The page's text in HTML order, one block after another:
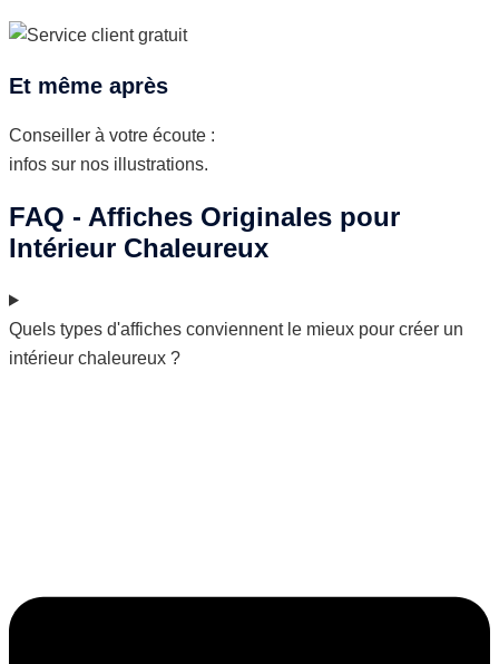
Et même après
Conseiller à votre écoute :
infos sur nos illustrations.
FAQ - Affiches Originales pour
Intérieur Chaleureux
Quels types d'affiches conviennent le mieux pour créer un
intérieur chaleureux ?